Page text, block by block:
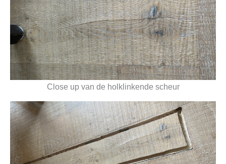
Close up van de holklinkende scheur